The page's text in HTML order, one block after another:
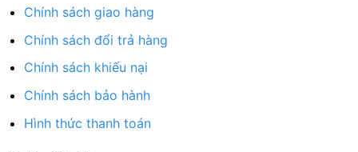
Chính sách giao hàng
Chính sách đổi trả hàng
Chính sách khiếu nại
Chính sách bảo hành
Hình thức thanh toán